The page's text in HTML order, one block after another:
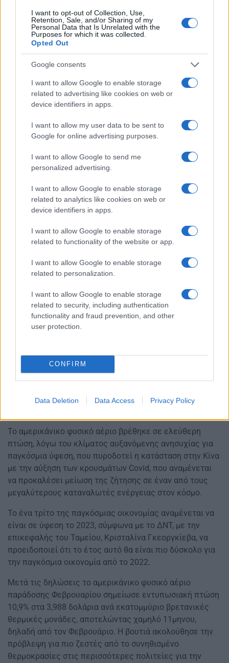
I want to opt-out of Collection, Use,
Retention, Sale, and/or Sharing of my
Personal Data that Is Unrelated with the
Purposes for which it was collected.
Opted Out
Google consents
I want to allow Google to enable storage
related to advertising like cookies on web or
device identifiers in apps.
I want to allow my user data to be sent to
Google for online advertising purposes.
I want to allow Google to send me
personalized advertising.
I want to allow Google to enable storage
related to analytics like cookies on web or
device identifiers in apps.
I want to allow Google to enable storage
related to functionality of the website or app.
I want to allow Google to enable storage
related to personalization.
I want to allow Google to enable storage
related to security, including authentication
functionality and fraud prevention, and other
user protection.
CONFIRM
Data Deletion Data Access Privacy Policy
περιοχή των 70 ευρώ η MWh και συγκεκριμένα στα
70,89 ευρώ η MWh που ήταν στο τέλος της ημέρας για
το συμβόλαιο του Φεβρουαρίου, που είναι κοντά στα
χαμηλά 12μηνου. Ανάλογη τιμή συναντάει κανείς στις
αρχές Ιανουάριο του 2022.
Σε ελεύθερη πτώση το Αμερικάνικο φυσικό
αέριο
Το αμερικάνικο φυσικό αέριο βρέθηκε σε ελεύθερη
πτώση, λόγω του κλίματος αυξανόμενης ανησυχίας για
παγκόσμια ύφεση, που πυροδοτεί η κατάσταση στην Κίνα
με την αύξηση των κρουσμάτων Covid, που αναμένεται
να προκαλέσει μείωση της ζήτησης σε έναν από τους
μεγαλύτερους καταναλωτές ενέργειας στον κόσμο.
Το ένα τρίτο της παγκόσμιας οικονομίας αναμένεται να
είναι σε ύφεση το 2023, σύμφωνα με το ΔΝΤ, με την
επικεφαλής του Ταμείου, Κρισταλίνα Γκεοργκίεβα, να
προειδοποιεί ότι το έτος αυτό θα είναι πιο δύσκολο για
την παγκόσμια οικονομία από το 2022.
Μετά τις δηλώσεις το αμερικάνικο φυσικό αέριο
παράδοσης Φεβρουαρίου σημείωσε εντυπωσιακή πτώση
10,9% στα 3,988 δολάρια ανά εκατομμύριο βρετανικές
θερμικές μονάδες, αποτελώντας χαμηλό 11μηνου,
δηλαδή από τον Φεβρουάριο. Η βουτιά ακολούθησε την
πρόβλεψη για πιο ζεστές από το συνηθισμένο
θερμοκρασίες στις περισσότερες πολιτείες για την